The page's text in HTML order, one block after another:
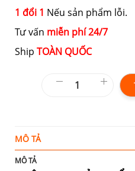
1 đổi 1 Nếu sản phẩm lỗi.
Tư vấn miễn phí 24/7
Ship TOÀN QUỐC
MÔ TẢ
MÔ TẢ